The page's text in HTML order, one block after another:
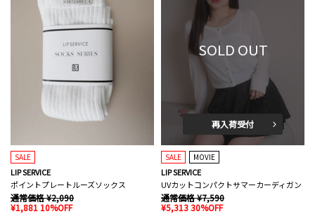
SALE
LIP SERVICE
ポイントプレートルーズソックス
通常価格 ¥2,090
¥1,881 10%OFF
SOLD OUT
再入荷受付
SALE MOVIE
LIP SERVICE
UVカットコンパクトサマーカーディガン
通常価格 ¥7,590
¥5,313 30%OFF